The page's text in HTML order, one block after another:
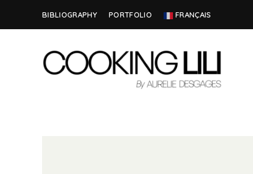
BIBLIOGRAPHY PORTFOLIO FRANÇAIS